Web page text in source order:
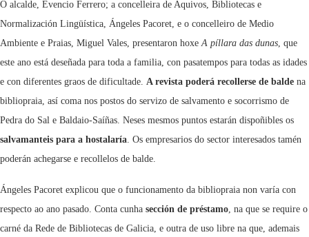
O alcalde, Evencio Ferrero; a concelleira de Aquivos, Bibliotecas e
Normalización Lingüística, Ángeles Pacoret, e o concelleiro de Medio
Ambiente e Praias, Miguel Vales, presentaron hoxe A píllara das dunas , que
este ano está deseñada para toda a familia, con pasatempos para todas as idades
e con diferentes graos de dificultade. A revista poderá recollerse de balde na
bibliopraia, así coma nos postos do servizo de salvamento e socorrismo de
Pedra do Sal e Baldaio-Saíñas. Neses mesmos puntos estarán dispoñibles os
salvamanteis para a hostalaría . Os empresarios do sector interesados tamén
poderán achegarse e recollelos de balde.
Ángeles Pacoret explicou que o funcionamento da bibliopraia non varía con
respecto ao ano pasado. Conta cunha sección de préstamo , na que se require o
carné da Rede de Bibliotecas de Galicia, e outra de uso libre na que, ademais